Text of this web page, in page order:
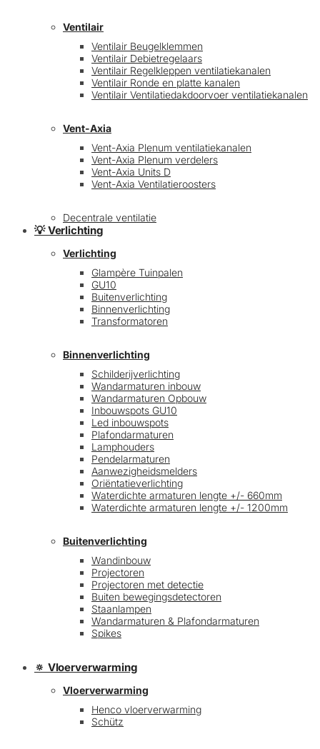
Ventilair
Ventilair Beugelklemmen
Ventilair Debietregelaars
Ventilair Regelkleppen ventilatiekanalen
Ventilair Ronde en platte kanalen
Ventilair Ventilatiedakdoorvoer ventilatiekanalen
Vent-Axia
Vent-Axia Plenum ventilatiekanalen
Vent-Axia Plenum verdelers
Vent-Axia Units D
Vent-Axia Ventilatieroosters
Decentrale ventilatie
💡 Verlichting
Verlichting
Glampère Tuinpalen
GU10
Buitenverlichting
Binnenverlichting
Transformatoren
Binnenverlichting
Schilderijverlichting
Wandarmaturen inbouw
Wandarmaturen Opbouw
Inbouwspots GU10
Led inbouwspots
Plafondarmaturen
Lamphouders
Pendelarmaturen
Aanwezigheidsmelders
Oriëntatieverlichting
Waterdichte armaturen lengte +/- 660mm
Waterdichte armaturen lengte +/- 1200mm
Buitenverlichting
Wandinbouw
Projectoren
Projectoren met detectie
Buiten bewegingsdetectoren
Staanlampen
Wandarmaturen & Plafondarmaturen
Spikes
🔅 Vloerverwarming
Vloerverwarming
Henco vloerverwarming
Schütz